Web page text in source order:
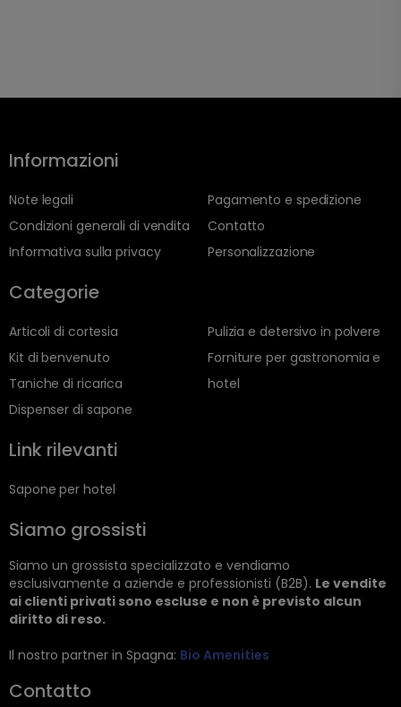
Informazioni
Note legali
Condizioni generali di vendita
Informativa sulla privacy
Pagamento e spedizione
Contatto
Personalizzazione
Categorie
Articoli di cortesia
Kit di benvenuto
Taniche di ricarica
Dispenser di sapone
Pulizia e detersivo in polvere
Forniture per gastronomia e
hotel
Link rilevanti
Sapone per hotel
Siamo grossisti
Siamo un grossista specializzato e vendiamo
esclusivamente a aziende e professionisti (B2B). Le vendite
ai clienti privati sono escluse e non è previsto alcun
diritto di reso.
Il nostro partner in Spagna: Bio Amenities
Contatto